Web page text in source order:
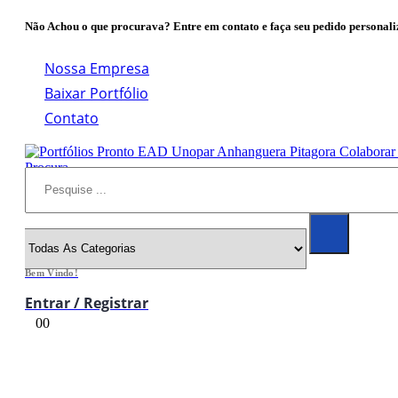
Não Achou o que procurava? Entre em contato e faça seu pedido
Nossa Empresa
Baixar Portfólio
Contato
Procura
Bem Vindo!
Entrar / Registrar
00